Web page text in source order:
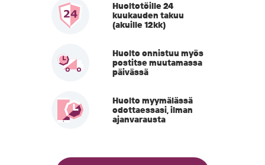
Huoltotöille 24
kuukauden takuu
(akuille 12kk)
Huolto onnistuu myös
postitse muutamassa
päivässä
Huolto myymälässä
odottaessasi, ilman
ajanvarausta